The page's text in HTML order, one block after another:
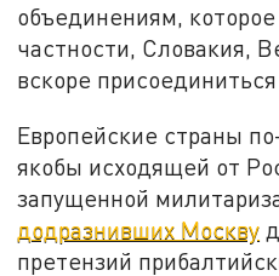
объединениям,
частности, Словакия,
вскоре
Европейские страны
якобы исходящей от
запущенной
додразнивших Москву
претензий